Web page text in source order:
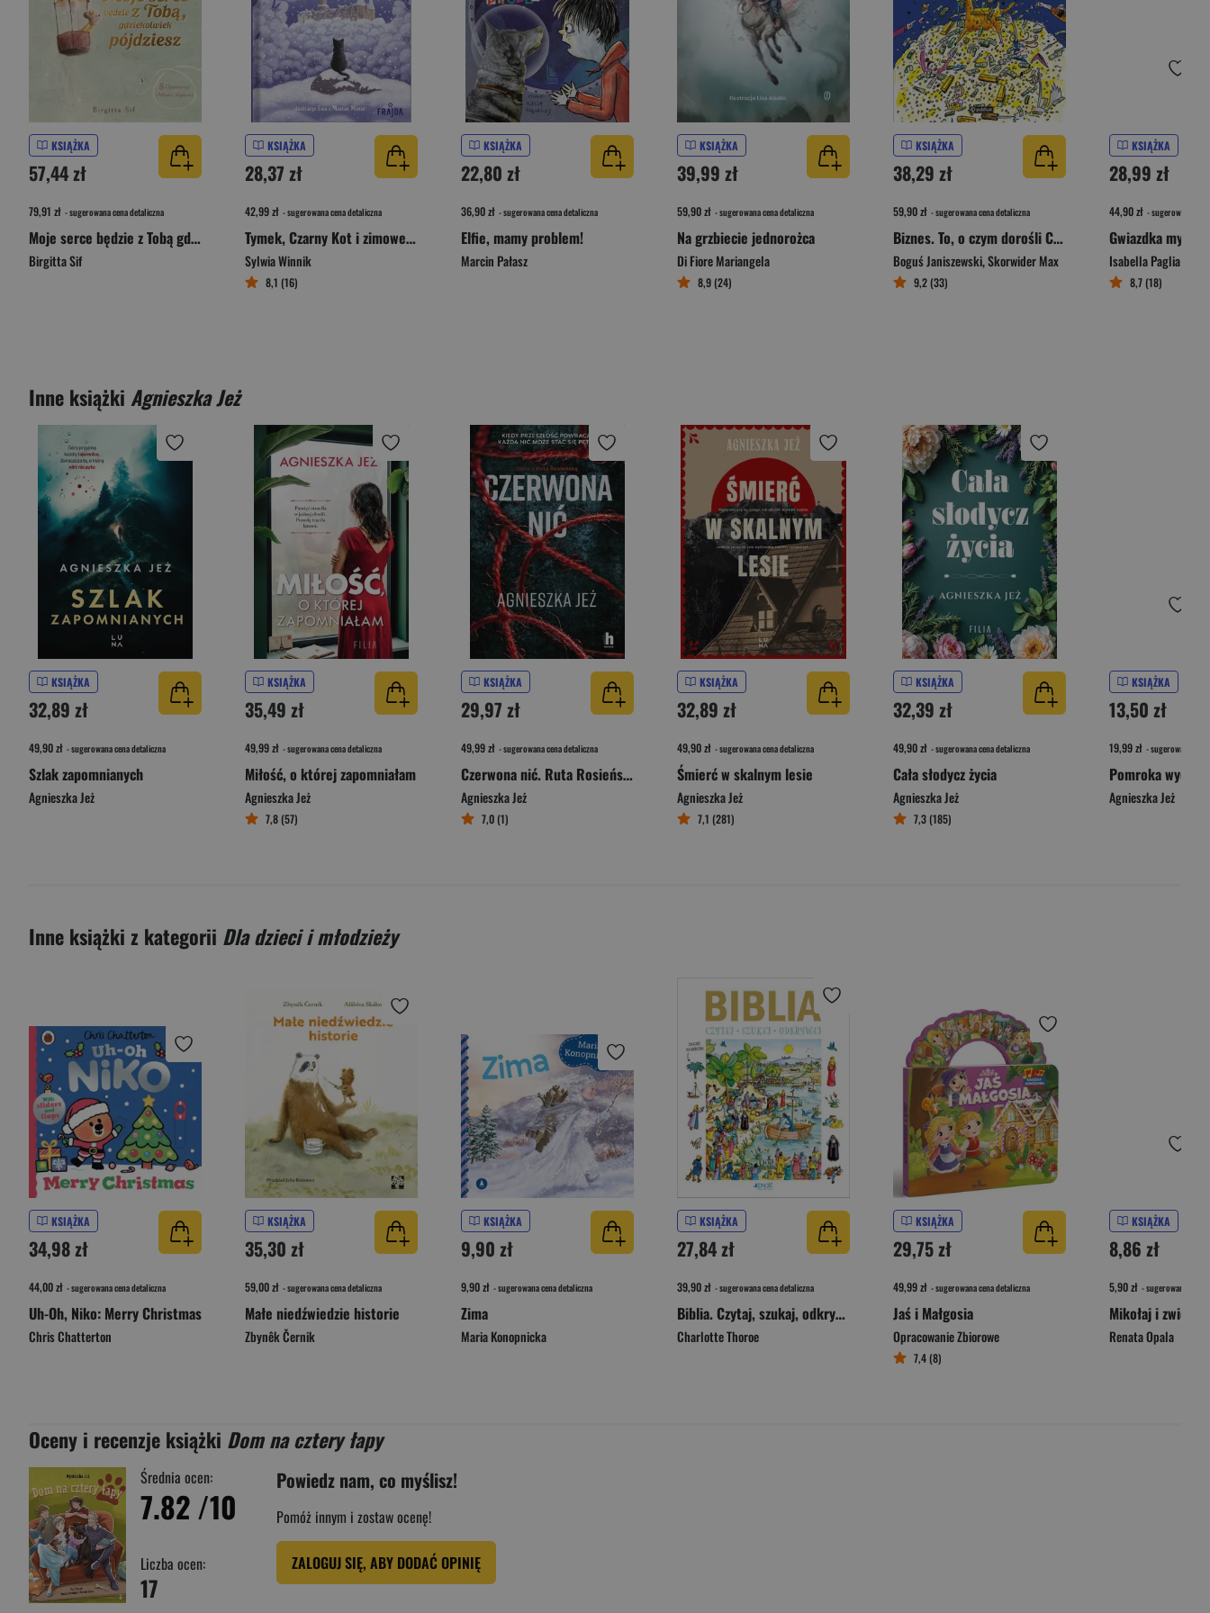
KSIĄŻKA
57,44 zł
79,91 zł - sugerowana cena detaliczna
Moje serce będzie z Tobą gdziekolwiek pójdzies
Birgitta Sif
KSIĄŻKA
28,37 zł
42,99 zł - sugerowana cena detaliczna
Tymek, Czarny Kot i zimowe sekrety zamczyska
Sylwia Winnik
8,1 (16)
KSIĄŻKA
22,80 zł
36,90 zł - sugerowana cena detaliczna
Elfie, mamy problem!
Marcin Pałasz
KSIĄŻKA
39,99 zł
59,90 zł - sugerowana cena detaliczna
Na grzbiecie jednorożca
Di Fiore Mariangela
8,9 (24)
KSIĄŻKA
38,29 zł
59,90 zł - sugerowana cena detaliczna
Biznes. To, o czym dorośli Ci nie mówią
Boguś Janiszewski,Skorwider Max
9,2 (33)
KSIĄŻKA
28,99 zł
44,90 zł - sugerowana
Gwiazdka myszki
Isabella Paglia
8,7 (18)
Inne książki Agnieszka Jeż
KSIĄŻKA
32,89 zł
49,90 zł - sugerowana cena detaliczna
Szlak zapomnianych
Agnieszka Jeż
KSIĄŻKA
35,49 zł
49,99 zł - sugerowana cena detaliczna
Miłość, o której zapomniałam
Agnieszka Jeż
7,8 (57)
KSIĄŻKA
29,97 zł
49,99 zł - sugerowana cena detaliczna
Czerwona nić. Ruta Rosieńska. Tom 1
Agnieszka Jeż
7,0 (1)
KSIĄŻKA
32,89 zł
49,90 zł - sugerowana cena detaliczna
Śmierć w skalnym lesie
Agnieszka Jeż
7,1 (281)
KSIĄŻKA
32,39 zł
49,90 zł - sugerowana cena detaliczna
Cała słodycz życia
Agnieszka Jeż
7,3 (185)
KSIĄŻKA
13,50 zł
19,99 zł - sugerowana
Pomroka wyd.
Agnieszka Jeż
Inne książki z kategorii Dla dzieci i młodzieży
KSIĄŻKA
34,98 zł
44,00 zł - sugerowana cena detaliczna
Uh-Oh, Niko: Merry Christmas
Chris Chatterton
KSIĄŻKA
35,30 zł
59,00 zł - sugerowana cena detaliczna
Małe niedźwiedzie historie
Zbynêk Černik
KSIĄŻKA
9,90 zł
9,90 zł - sugerowana cena detaliczna
Zima
Maria Konopnicka
KSIĄŻKA
27,84 zł
39,90 zł - sugerowana cena detaliczna
Biblia. Czytaj, szukaj, odkrywaj
Charlotte Thoroe
KSIĄŻKA
29,75 zł
49,99 zł - sugerowana cena detaliczna
Jaś i Małgosia
Opracowanie Zbiorowe
7,4 (8)
KSIĄŻKA
8,86 zł
5,90 zł - sugerowana cena
Mikołaj i
Renata Opala
Oceny i recenzje książki Dom na cztery łapy
Średnia ocen:
7.82 /10
Liczba ocen:
17
Powiedz nam, co myślisz!
Pomóż innym i zostaw ocenę!
ZALOGUJ SIĘ, ABY DODAĆ OPINIĘ